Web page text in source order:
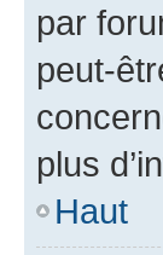
par
peut-
plus
Haut